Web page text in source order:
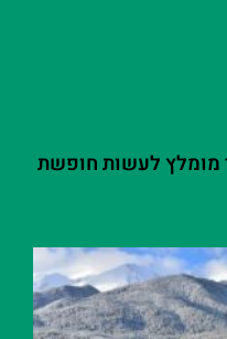
מומלץ לעשות חופשת